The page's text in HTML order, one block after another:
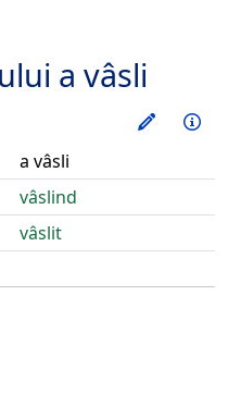
a vâsli
a vâsli
vâslind
vâslit